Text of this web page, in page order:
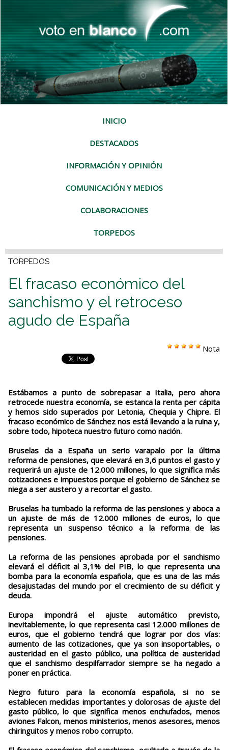
INICIO
DESTACADOS
INFORMACIÓN Y OPINIÓN
COMUNICACIÓN Y MEDIOS
COLABORACIONES
TORPEDOS
TORPEDOS
El fracaso económico del
sanchismo y el retroceso
agudo de España
Nota
Estábamos a punto de sobrepasar a Italia, pero ahora
retrocede nuestra economía, se estanca la renta per cápita
y hemos sido superados por Letonia, Chequia y Chipre. El
fracaso económico de Sánchez nos está llevando a la ruina y,
sobre todo, hipoteca nuestro futuro como nación.
Bruselas da a España un serio varapalo por la última
reforma de pensiones, que elevará en 3,6 puntos el gasto y
requerirá un ajuste de 12.000 millones, lo que significa más
cotizaciones e impuestos porque el gobierno de Sánchez se
niega a ser austero y a recortar el gasto.
Bruselas ha tumbado la reforma de las pensiones y aboca a
un ajuste de más de 12.000 millones de euros, lo que
representa un suspenso técnico a la reforma de las
pensiones.
La reforma de las pensiones aprobada por el sanchismo
elevará el déficit al 3,1% del PIB, lo que representa una
bomba para la economía española, que es una de las más
desajustadas del mundo por el crecimiento de su déficit y
deuda.
Europa impondrá el ajuste automático previsto,
inevitablemente, lo que representa casi 12.000 millones de
euros, que el gobierno tendrá que lograr por dos vías:
aumento de las cotizaciones, que ya son insoportables, o
austeridad en el gasto público, una política de austeridad
que el sanchismo despilfarrador siempre se ha negado a
poner en práctica.
Negro futuro para la economía española, si no se
establecen medidas importantes y dolorosas de ajuste del
gasto público, lo que significa menos enchufados, menos
aviones Falcon, menos ministerios, menos asesores, menos
chiringuitos y menos robo corrupto.